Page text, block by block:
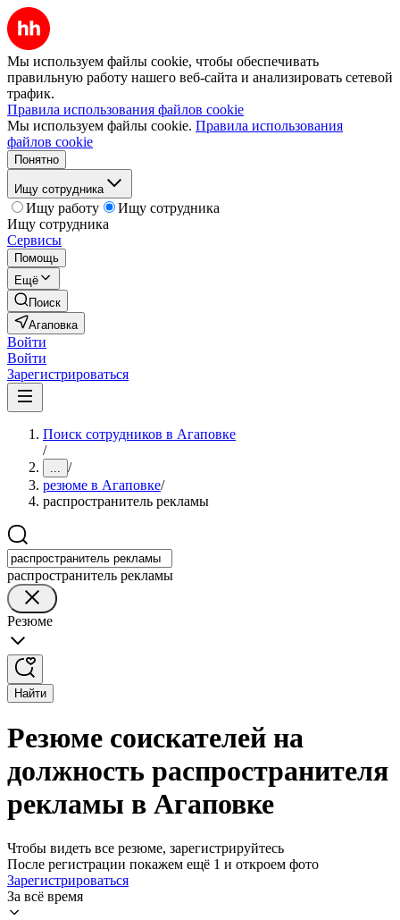
Мы используем файлы cookie, чтобы обеспечивать
правильную работу нашего веб-сайта и анализировать сетевой
трафик.
Правила использования файлов cookie
Мы используем файлы cookie. Правила использования
файлов cookie
Понятно
Ищу сотрудника
Ищу работу
Ищу сотрудника
Ищу сотрудника
Сервисы
Помощь
Ещё
Поиск
Агаповка
Войти
Войти
Зарегистрироваться
Поиск сотрудников в Агаповке
/
... /
резюме в Агаповке/
распространитель рекламы
распространитель рекламы
Резюме
Найти
Резюме соискателей на
должность распространителя
рекламы в Агаповке
Чтобы видеть все резюме, зарегистрируйтесь
После регистрации покажем ещё 1 и откроем фото
Зарегистрироваться
За всё время